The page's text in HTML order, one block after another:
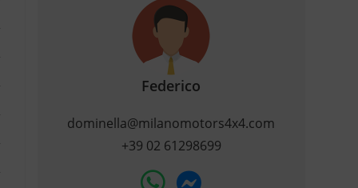
Federico
dominella@milanomotors4x4.com
+39 02 61298699